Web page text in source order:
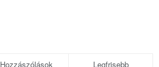
Hozzászólások Legfrisebb